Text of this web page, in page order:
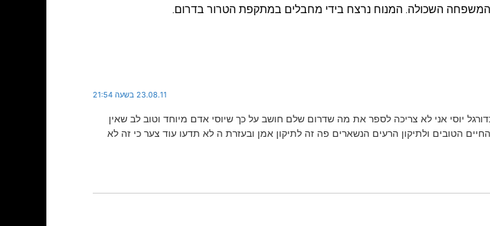
השכולה. המנוח נרצח בידי מחבלים במתקפת הטרור בדרום.
23.08.11 בשעה 21:54
יוסי אני לא צריכה לספר את מה שדרום שלם חושב על כך שיוסי אדם מיוחד וטוב לב שאין
הטובים ולתיקון הרעים הנשארים פה זה לתיקון אמן ובעזרת ה לא תדעו עוד צער כי זה לא